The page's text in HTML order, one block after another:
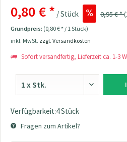
0,80 € * / Stück 0,95 € *
Grundpreis: (0,80 € * / 1 Stück)
inkl. MwSt. zzgl. Versandkosten
Sofort versandfertig, Lieferzeit ca. 1-3
Verfügbarkeit:4 Stück
Fragen zum Artikel?